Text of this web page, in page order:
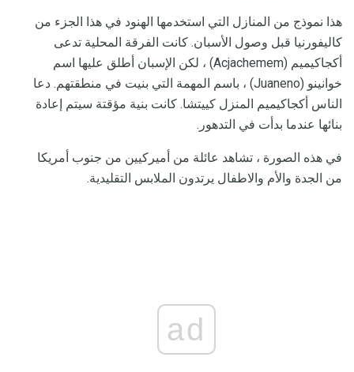
هذا نموذج من المنازل التي استخدمها الهنود في هذا الجزء من
كاليفورنيا قبل وصول الأسبان. كانت الفرقة المحلية تدعى
أكجاكيميم (Acjachemem) ، لكن الإسبان أطلق عليها اسم
خوانينو (Juaneno) ، باسم المهمة التي بنيت في منطقتهم. دعا
الناس أكجاكيميم المنزل كييتشا. كانت بنية مؤقتة سيتم إعادة
بنائها عندما بدأت في التدهور.
في هذه الصورة ، تشاهد عائلة من أميركيين من جنوب أمريكا
من الجدة والأم والاطفال يرتدون الملابس التقليدية.
ad